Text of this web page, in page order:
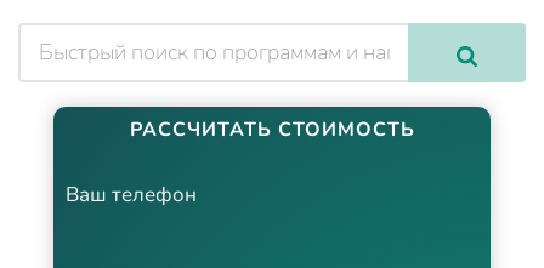
РАССЧИТАТЬ СТОИМОСТЬ
Ваш телефон